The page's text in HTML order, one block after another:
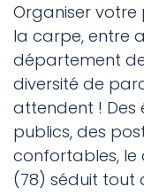
Organiser votre
la carpe, entre
département
diversité de
attendent ! Des
publics, des
confortables, le
(78) séduit tout